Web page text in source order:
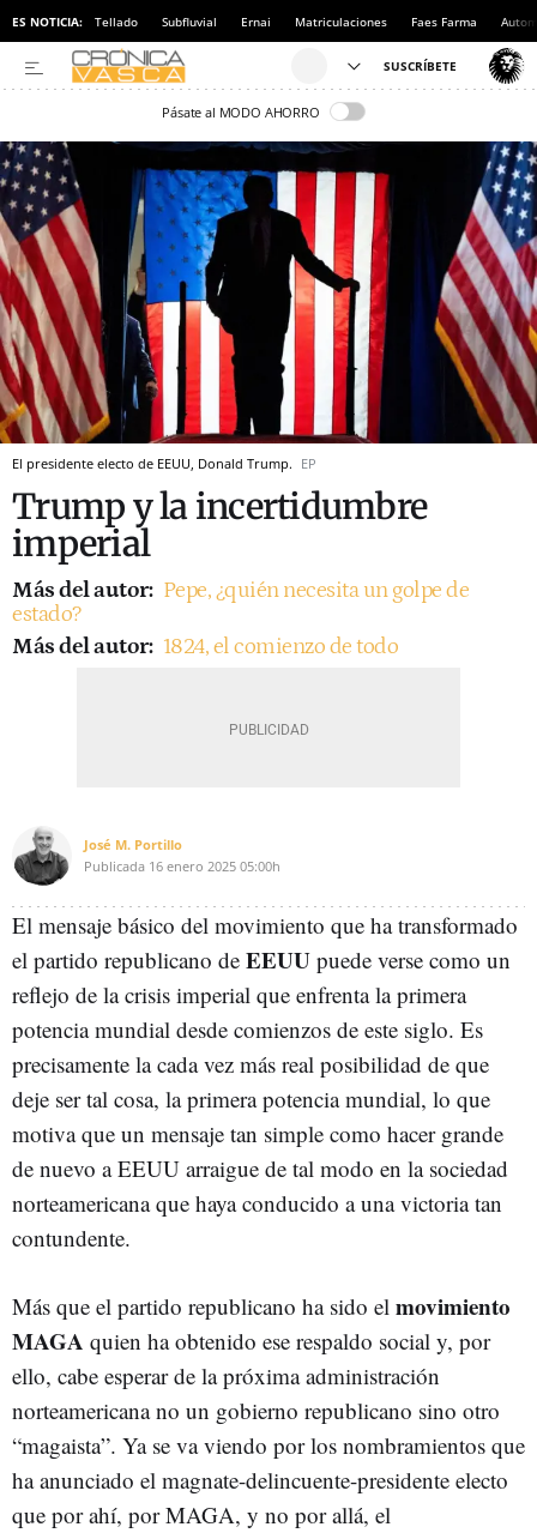
ES NOTICIA: Tellado Subfluvial Ernai Matriculaciones Faes Farma
Pásate al MODO AHORRO
El presidente electo de EEUU, Donald Trump. EP
Trump y la incertidumbre
imperial
Más del autor: Pepe, ¿quién necesita un golpe de
estado?
Más del autor: 1824, el comienzo de todo
José M. Portillo
Publicada 16 enero 2025 05:00h
El mensaje básico del movimiento que ha transformado
el partido republicano de EEUU puede verse como un
reflejo de la crisis imperial que enfrenta la primera
potencia mundial desde comienzos de este siglo. Es
precisamente la cada vez más real posibilidad de que
deje ser tal cosa, la primera potencia mundial, lo que
motiva que un mensaje tan simple como hacer grande
de nuevo a EEUU arraigue de tal modo en la sociedad
norteamericana que haya conducido a una victoria tan
contundente.
Más que el partido republicano ha sido el movimiento
MAGA quien ha obtenido ese respaldo social y, por
ello, cabe esperar de la próxima administración
norteamericana no un gobierno republicano sino otro
“magaista”. Ya se va viendo por los nombramientos que
ha anunciado el magnate-delincuente-presidente electo
que por ahí, por MAGA, y no por allá, el